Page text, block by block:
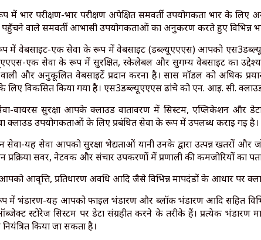
भार परीक्षण-भार परीक्षण अपेक्षित समवर्ती उपयोगकर्ता भार के
वाले समवर्ती आभासी उपयोगकर्ताओं का अनुकरण करते हुए विभिन्न भार
में वेबसाइट-एक सेवा के रूप में वेबसाइट (डब्ल्यूएएएस) आपको
एक सेवा के रूप में सुरक्षित, स्केलेबल और सुगम्य वेबसाइट का
वाली और अनुकूलित वेबसाइटें प्रदान करना है। सास मॉडल को अधिक
लिए विकसित किया गया है। एस3डब्ल्यूएएएस ढांचे को एन. आई. सी. क्लाउड
वायरस सुरक्षा आपके क्लाउड वातावरण में सिस्टम, एप्लिकेशन और
क्लाउड उपयोगकर्ताओं के लिए प्रबंधित सेवा के रूप में उपलब्ध कराई गई है।
सेवा-यह सेवा आपको सुरक्षा भेद्यताओं यानी उनके द्वारा उत्पन्न
प्रक्रिया सर्वर, नेटवर्क और संचार उपकरणों में प्रणाली की कमजोरियों का
आवृत्ति, प्रतिधारण अवधि आदि जैसे विभिन्न मापदंडों के आधार पर
भंडारण-यह आपको फाइल भंडारण और ब्लॉक भंडारण आदि सहित
स्टोरेज सिस्टम पर डेटा संग्रहीत करने के तरीके हैं। प्रत्येक भंडारण
नियंत्रित किया जा सकता है।